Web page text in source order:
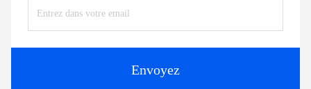
Envoyez